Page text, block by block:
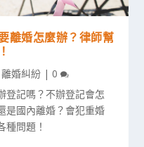
離婚怎麼辦？律師幫
離婚糾紛 | 0
登記嗎？不辦登記會怎
是國內離婚？會犯重婚
種問題！